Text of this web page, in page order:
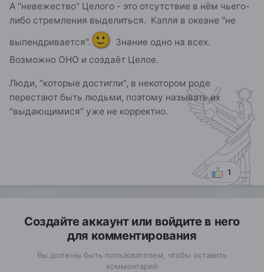
Мне никогда не слетать.
*
Мне уже многое сложно,
Многого не испытать.
Годы вернуть невозможно,
О далеких мирах,
О волшебных дарах,
За которыми верят, и любят, и ждут меня…»
А "невежество" Целого - это отсутствие в нём чьего-
либо стремления выделиться. Капля в океане "не
выпендривается".🙂 Знание одно на всех.
Возможно ОНО и создаёт Целое.
Люди, "которые достигли", в некотором роде
перестают быть людьми, поэтому называть их
"выдающимися" уже не корректно.
1
Создайте аккаунт или войдите в него
для комментирования
Вы должны быть пользователем, чтобы оставить
комментарий